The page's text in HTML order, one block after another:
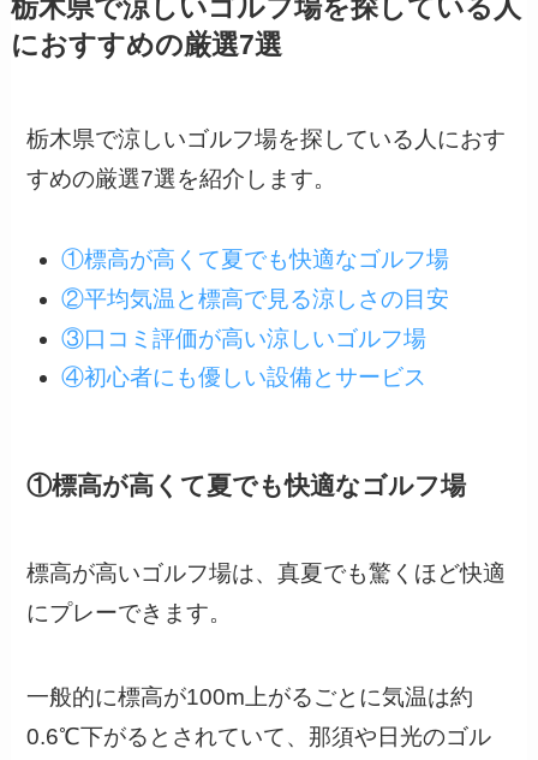
栃木県で涼しいゴルフ場を探している人
におすすめの厳選7選
栃木県で涼しいゴルフ場を探している人におす
すめの厳選7選を紹介します。
①標高が高くて夏でも快適なゴルフ場
②平均気温と標高で見る涼しさの目安
③口コミ評価が高い涼しいゴルフ場
④初心者にも優しい設備とサービス
①標高が高くて夏でも快適なゴルフ場
標高が高いゴルフ場は、真夏でも驚くほど快適
にプレーできます。
一般的に標高が100m上がるごとに気温は約
0.6℃下がるとされていて、那須や日光のゴル